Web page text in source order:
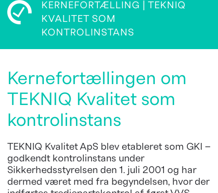
KERNEFORTÆLLING | TEKNIQ
KVALITET SOM
KONTROLINSTANS
Kernefortællingen om
TEKNIQ Kvalitet som
kontrolinstans
TEKNIQ Kvalitet ApS blev etableret som GKI –
godkendt kontrolinstans under
Sikkerhedsstyrelsen den 1. juli 2001 og har
dermed været med fra begyndelsen, hvor der